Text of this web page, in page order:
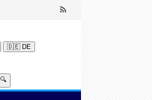
🇩🇪 DE
🔍